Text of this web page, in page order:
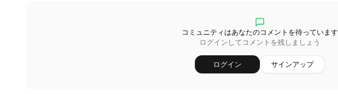
コミュニティはあなたのコメントを待っています
ログインしてコメントを残しましょう
ログイン サインアップ